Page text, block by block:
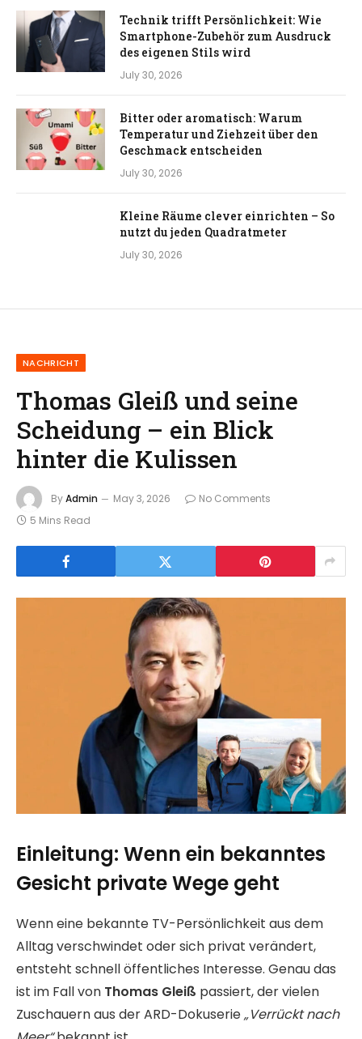
Technik trifft Persönlichkeit: Wie
Smartphone-Zubehör zum Ausdruck
des eigenen Stils wird
July 30, 2026
Bitter oder aromatisch: Warum
Temperatur und Ziehzeit über den
Geschmack entscheiden
July 30, 2026
Kleine Räume clever einrichten – So
nutzt du jeden Quadratmeter
July 30, 2026
NACHRICHT
Thomas Gleiß und seine
Scheidung – ein Blick
hinter die Kulissen
ByAdmin May 3, 2026
No Comments
5 Mins Read
Einleitung: Wenn ein bekanntes
Gesicht private Wege geht
Wenn eine bekannte TV-Persönlichkeit aus dem
Alltag verschwindet oder sich privat verändert,
entsteht schnell öffentliches Interesse. Genau das
ist im Fall von Thomas Gleiß passiert, der vielen
Zuschauern aus der ARD-Dokuserie„Verrückt nach